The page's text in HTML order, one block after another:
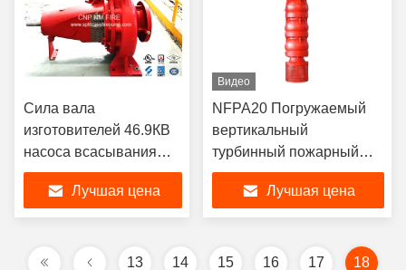
Сила вала
изготовителей 46.9КВ
насоса всасывания
конца одиночного
этапа центробежная
максимальная
Лучшая цена
Видео
NFPA20 Погружаемый
вертикальный
турбинный пожарный
насос 1000 GPM для
пожаротушения UL
производители
насосов
Лучшая цена
13 14 15 16 17 18